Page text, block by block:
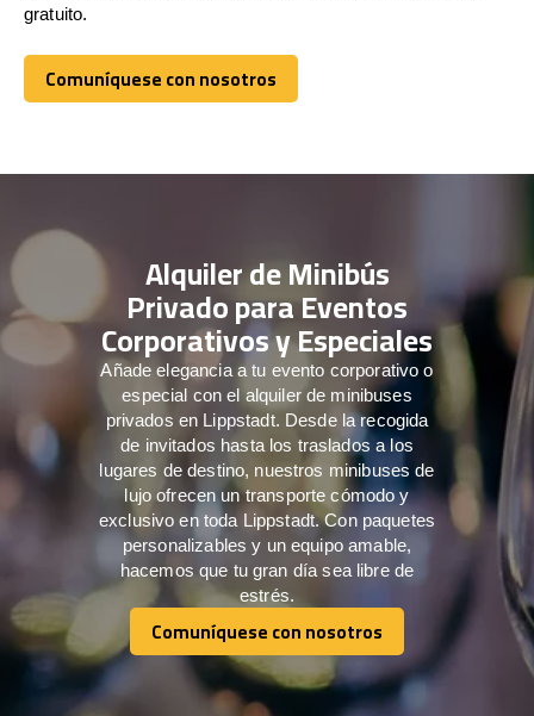
gratuito.
Comuníquese con nosotros
Comuníquese con nosotros
Alquiler de Minibús
Privado para Eventos
Corporativos y Especiales
Añade elegancia a tu evento corporativo o
especial con el alquiler de minibuses
privados en Lippstadt. Desde la recogida
de invitados hasta los traslados a los
lugares de destino, nuestros minibuses de
lujo ofrecen un transporte cómodo y
exclusivo en toda Lippstadt. Con paquetes
personalizables y un equipo amable,
hacemos que tu gran día sea libre de
estrés.
Comuníquese con nosotros
Comuníquese con nosotros